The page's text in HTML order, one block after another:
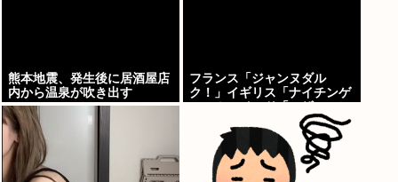
熊本地震、発生後に居酒屋店
内から温泉が吹き出す
フランス「ジャンヌダル
ク！」イギリス「ナイチンゲ